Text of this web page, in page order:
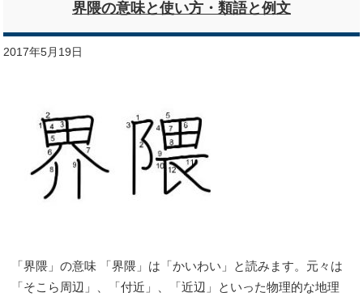
界隈の意味と使い方・類語と例文
2017年5月19日
「界隈」の意味 「界隈」は「かいわい」と読みます。元々は
「そこら周辺」、「付近」、「近辺」といった物理的な地理